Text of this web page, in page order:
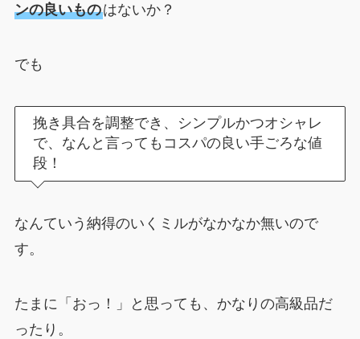
ンの良いものはないか？
でも
挽き具合を調整でき、シンプルかつオシャレ
で、なんと言ってもコスパの良い手ごろな値
段！
なんていう納得のいくミルがなかなか無いので
す。
たまに「おっ！」と思っても、かなりの高級品だ
ったり。